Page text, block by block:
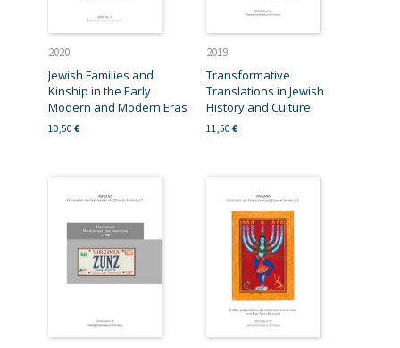
2020
Jewish Families and
Kinship in the Early
Modern and Modern Eras
10,50 €
2019
Transformative
Translations in Jewish
History and Culture
11,50 €